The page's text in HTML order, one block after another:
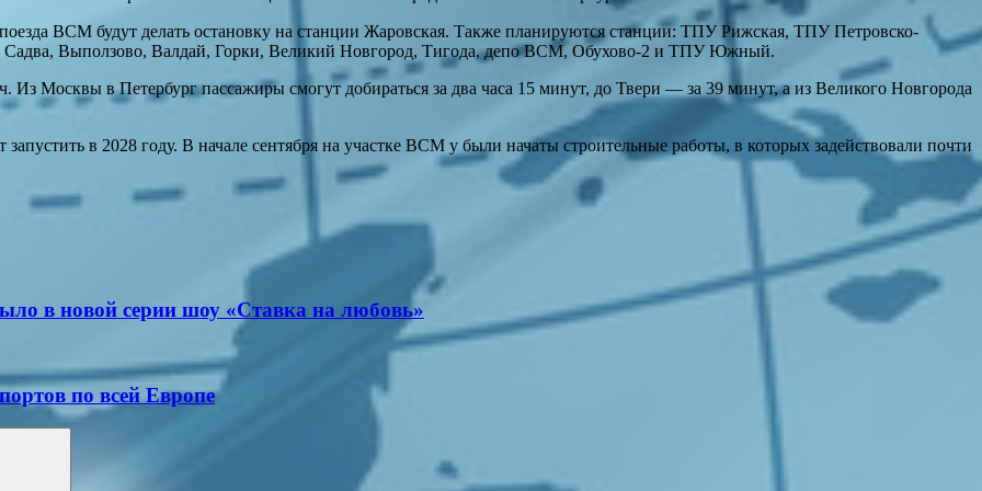
ВСМ будут делать остановку на станции Жаровская. Также планируются станции: ТПУ Рижская, ТПУ Петровско-
Садва, Выползово, Валдай, Горки, Великий Новгород, Тигода, депо ВСМ, Обухово-2 и ТПУ Южный.
Из Москвы в Петербург пассажиры смогут добираться за два часа 15 минут, до Твери — за 39 минут, а из Великого Новгорода
в 2028 году. В начале сентября на участке ВСМ у были начаты строительные работы, в которых задействовали почти
в новой серии шоу «Ставка на любовь»
по всей Европе